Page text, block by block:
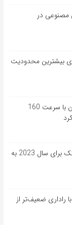
مصنوعی در
بیشترین محدودیت
سریع‌ترین قطار سوخت هیدروژنی جهان با سرعت 160
پنج پیش‌بینی در مورد بانکداری و فین‌تک برای سال 2023 به
راداری ضعیف‌تر از